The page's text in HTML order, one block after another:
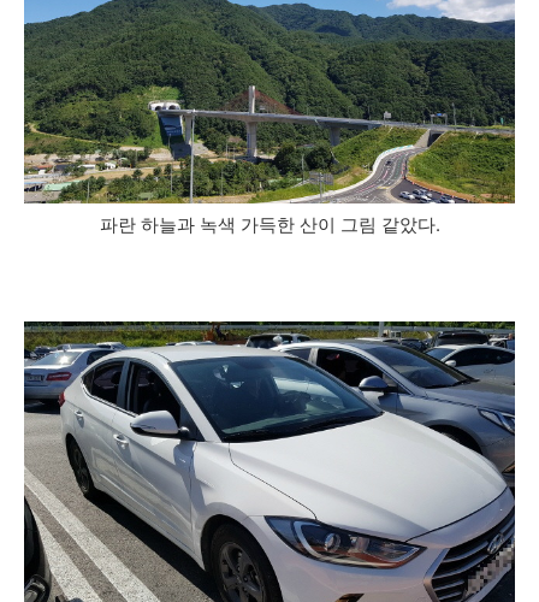
파란 하늘과 녹색 가득한 산이 그림 같았다.